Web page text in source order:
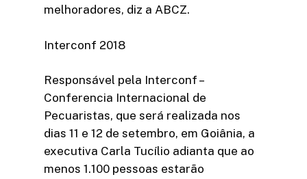
melhoradores, diz a ABCZ.
Interconf 2018
Responsável pela Interconf –
Conferencia Internacional de
Pecuaristas, que será realizada nos
dias 11 e 12 de setembro, em Goiânia, a
executiva Carla Tucílio adianta que ao
menos 1.100 pessoas estarão